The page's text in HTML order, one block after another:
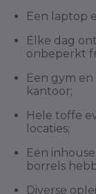
Een laptop
Elke dag
onbeperkt
Een gym
kantoor;
Hele toffe
locaties;
Een
borrels
Diverse